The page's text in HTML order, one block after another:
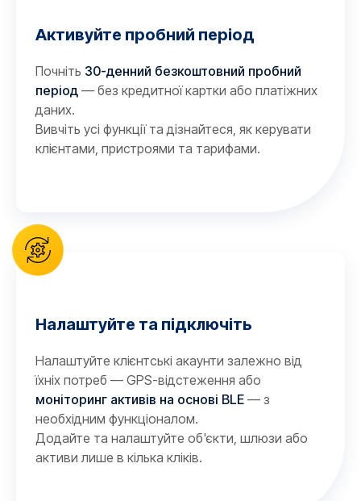
Активуйте пробний період
Почніть 30-денний безкоштовний пробний
період — без кредитної картки або платіжних
даних.
Вивчіть усі функції та дізнайтеся, як керувати
клієнтами, пристроями та тарифами.
Налаштуйте та підключіть
Налаштуйте клієнтські акаунти залежно від
їхніх потреб — GPS-відстеження або
моніторинг активів на основі BLE — з
необхідним функціоналом.
Додайте та налаштуйте об'єкти, шлюзи або
активи лише в кілька кліків.